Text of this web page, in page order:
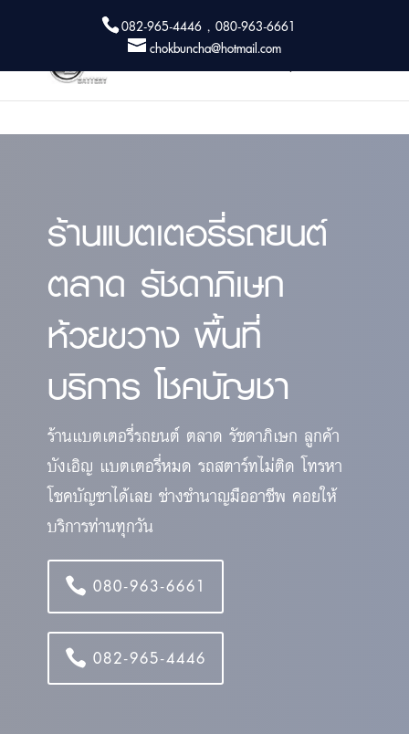
082-965-4446 , 080-963-6661
chokbuncha@hotmail.com
ร้านแบตเตอรี่รถยนต์
ตลาด รัชดาภิเษก
ห้วยขวาง พื้นที่
บริการ โชคบัญชา
ร้านแบตเตอรี่รถยนต์ ตลาด รัชดาภิเษก ลูกค้า
บังเอิญ แบตเตอรี่หมด รถสตาร์ทไม่ติด โทรหา
โชคบัญชาได้เลย ช่างชำนาญมืออาชีพ คอยให้
บริการท่านทุกวัน
080-963-6661
082-965-4446